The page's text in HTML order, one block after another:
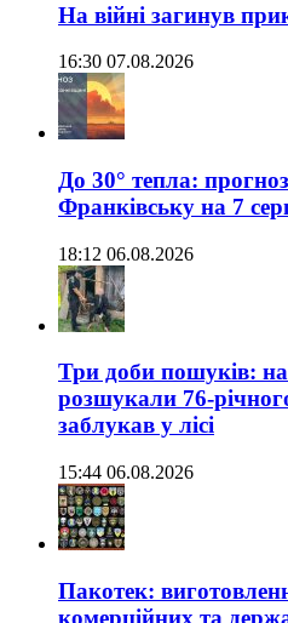
На війні загинув
16:30 07.08.2026
До 30° тепла:
Франківську на 7
18:12 06.08.2026
Три доби пошуків:
розшукали 76-
заблукав у лісі
15:44 06.08.2026
Пакотек:
комерційних та